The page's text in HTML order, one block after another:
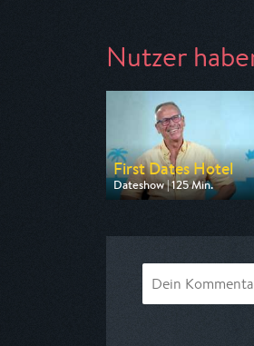
Nutzer
First Dates Hotel
Dateshow | 125 Min.
Ausgestrahlt von VOX